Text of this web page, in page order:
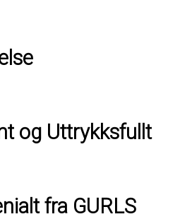
og Uttrykksfullt
fra GURLS